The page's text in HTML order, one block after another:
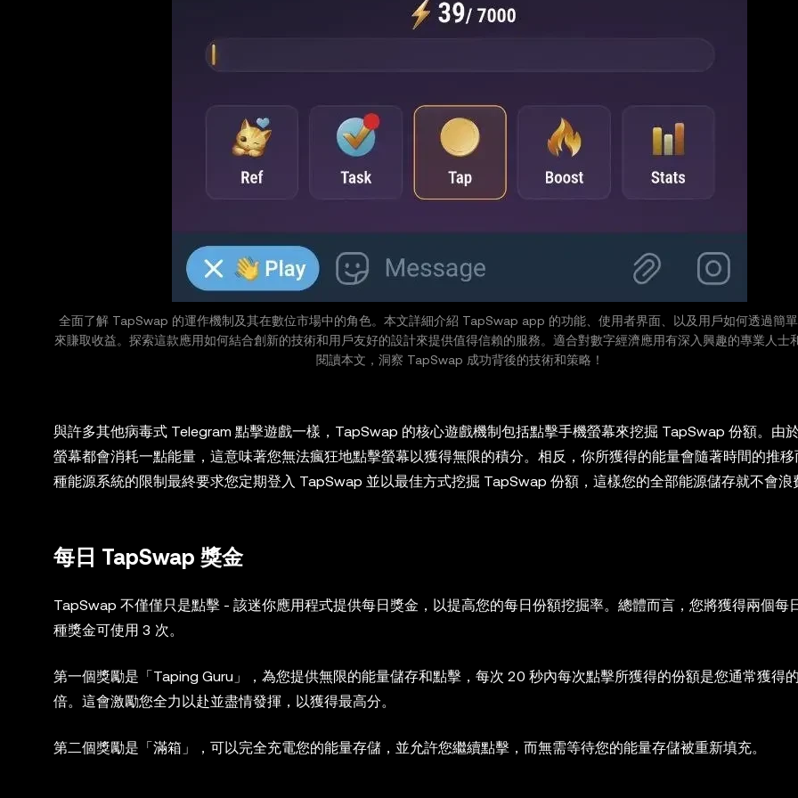
全面了解 TapSwap 的運作機制及其在數位市場中的角色。本文詳細介紹 TapSwap app 的功能、使用者界面、以及用戶如何透過簡
來賺取收益。探索這款應用如何結合創新的技術和用戶友好的設計來提供值得信賴的服務。適合對數字經濟應用有深入興趣的專業人士
閱讀本文，洞察 TapSwap 成功背後的技術和策略！
與許多其他病毒式 Telegram 點擊遊戲一樣，TapSwap 的核心遊戲機制包括點擊手機螢幕來挖掘 TapSwap 份額。由
螢幕都會消耗一點能量，這意味著您無法瘋狂地點擊螢幕以獲得無限的積分。相反，你所獲得的能量會隨著時間的推移
種能源系統的限制最終要求您定期登入 TapSwap 並以最佳方式挖掘 TapSwap 份額，這樣您的全部能源儲存就不會浪
每日 TapSwap 獎金
TapSwap 不僅僅只是點擊 - 該迷你應用程式提供每日獎金，以提高您的每日份額挖掘率。總體而言，您將獲得兩個每
種獎金可使用 3 次。
第一個獎勵是「Taping Guru」，為您提供無限的能量儲存和點擊，每次 20 秒內每次點擊所獲得的份額是您通常獲得
倍。這會激勵您全力以赴並盡情發揮，以獲得最高分。
第二個獎勵是「滿箱」，可以完全充電您的能量存儲，並允許您繼續點擊，而無需等待您的能量存儲被重新填充。